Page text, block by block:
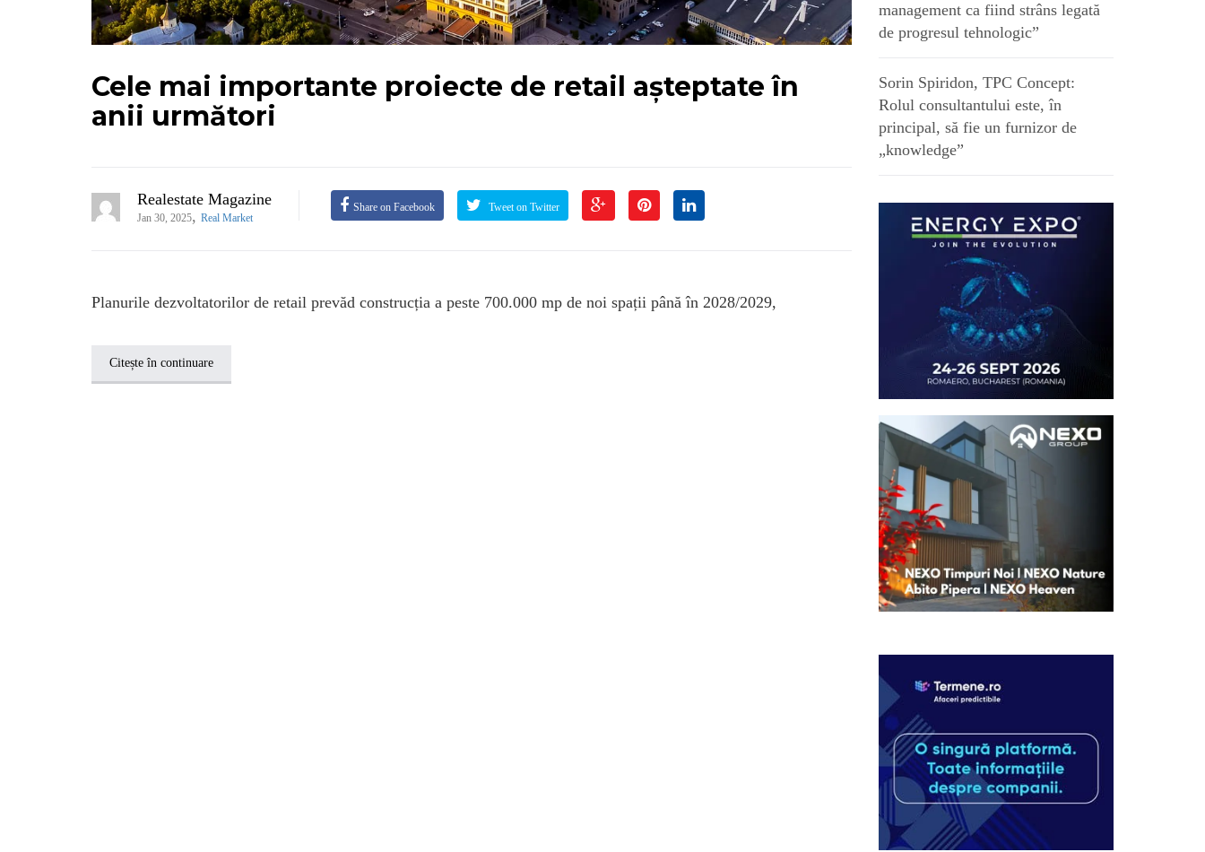
Cele mai importante proiecte de retail așteptate în
anii următori
Realestate Magazine
Jan 30, 2025, Real Market
Share on Facebook Tweet on Twitter
Planurile dezvoltatorilor de retail prevăd construcția a peste 700.000 mp de noi spații până în 2028/2029,
Citește în continuare
management ca fiind strâns legată
de progresul tehnologic”
Sorin Spiridon, TPC Concept:
Rolul consultantului este, în
principal, să fie un furnizor de
„knowledge”